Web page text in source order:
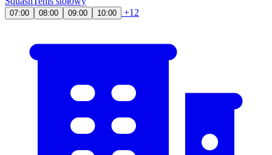
07:00 08:00 09:00 10:00 +12